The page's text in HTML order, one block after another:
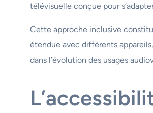
télévisuelle conçue pour
Cette approche inclusive
étendue avec différents
dans l’évolution des usages